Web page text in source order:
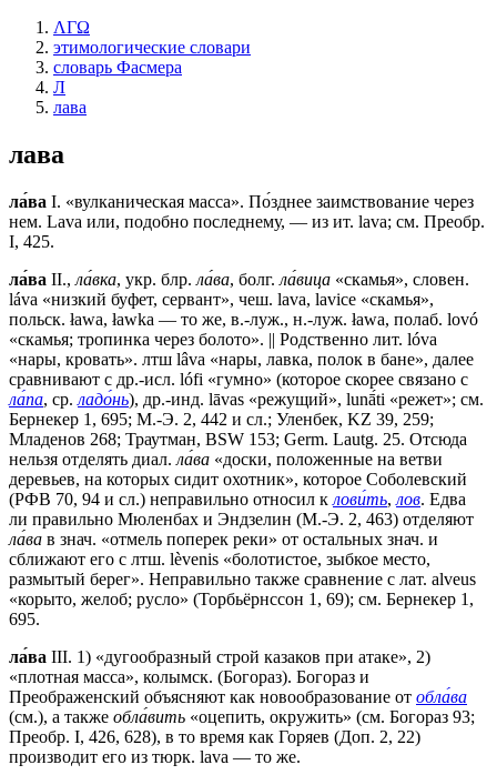
ΛΓΩ
этимологические словари
словарь Фасмера
Л
лава
лава
ла́ва I. «вулканическая масса». По́зднее заимствование через
нем. Lava или, подобно последнему, — из ит. lаvа; см. Преобр.
I, 425.
ла́ва II., ла́вка, укр. блр. ла́ва, болг. ла́вица «скамья», словен.
lávа «низкий буфет, сервант», чеш. lаvа, lavice «скамья»,
польск. łаwа, ławka — то же, в.-луж., н.-луж. łаwа, полаб. lovó
«скамья; тропинка через болото». || Родственно лит. lóvа
«нары, кровать». лтш lâvа «нары, лавка, полок в бане», далее
сравнивают с др.-исл. lófi «гумно» (которое скорее связано с
ла́па, ср. ладо́нь), др.-инд. lāvas «режущий», lunā́ti «режет»; см.
Бернекер 1, 695; М.-Э. 2, 442 и сл.; Уленбек, KZ 39, 259;
Младенов 268; Траутман, ВSW 153; Germ. Lautg. 25. Отсюда
нельзя отделять диал. ла́ва «доски, положенные на ветви
деревьев, на которых сидит охотник», которое Соболевский
(РФВ 70, 94 и сл.) неправильно относил к лови́ть, лов. Едва
ли правильно Мюленбах и Эндзелин (М.-Э. 2, 463) отделяют
ла́ва в знач. «отмель поперек реки» от остальных знач. и
сближают его с лтш. lèvenis «болотистое, зыбкое место,
размытый берег». Неправильно также сравнение с лат. alveus
«корыто, желоб; русло» (Торбьёрнссон 1, 69); см. Бернекер 1,
695.
ла́ва III. 1) «дугообразный строй казаков при атаке», 2)
«плотная масса», колымск. (Богораз). Богораз и
Преображенский объясняют как новообразование от обла́ва
(см.), а также обла́вить «оцепить, окружить» (см. Богораз 93;
Преобр. I, 426, 628), в то время как Горяев (Доп. 2, 22)
производит его из тюрк. lava — то же.